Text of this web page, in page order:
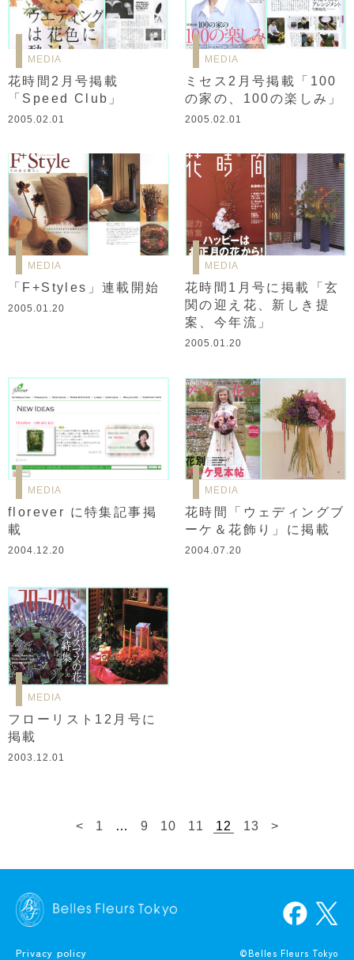
MEDIA
花時間2月号掲載
「Speed Club」
2005.02.01
MEDIA
ミセス2月号掲載「100
の家の、100の楽しみ」
2005.02.01
MEDIA
「F+Styles」連載開始
2005.01.20
MEDIA
花時間1月号に掲載「玄
関の迎え花、新しき提
案、今年流」
2005.01.20
MEDIA
florever に特集記事掲
載
2004.12.20
MEDIA
花時間「ウェディングブ
ーケ＆花飾り」に掲載
2004.07.20
MEDIA
フローリスト12月号に
掲載
2003.12.01
< 1 … 9 10 11 12 13 >
Privacy policy ©Belles Fleurs Tokyo